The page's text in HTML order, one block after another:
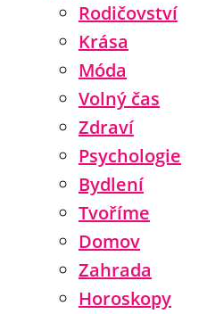
Rodičovství
Krása
Móda
Volný čas
Zdraví
Psychologie
Bydlení
Tvoříme
Domov
Zahrada
Horoskopy